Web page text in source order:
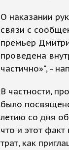
О наказании
связи с
премьер
проведена
частично»", -
В частности,
было
летию со дня
что и этот
трат, как